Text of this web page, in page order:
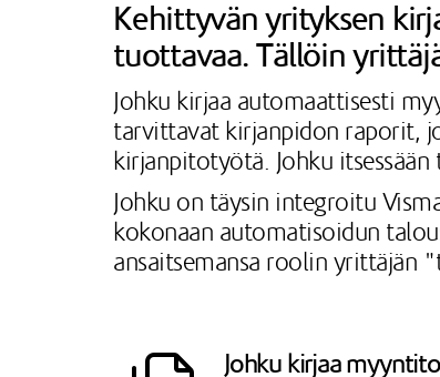
Kehittyvän yrityksen
tuottavaa. Tällöin
Johku kirjaa automaattisesti
tarvittavat kirjanpidon raporit,
kirjanpitotyötä. Johku
Johku on täysin integroitu
kokonaan automatisoidun
ansaitsemansa roolin yrittäjän
Johku kirjaa